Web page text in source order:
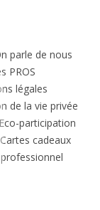
parle de nous
PROS
légales
de la vie privée
Eco-participation
Cartes cadeaux
meubles
comme
de